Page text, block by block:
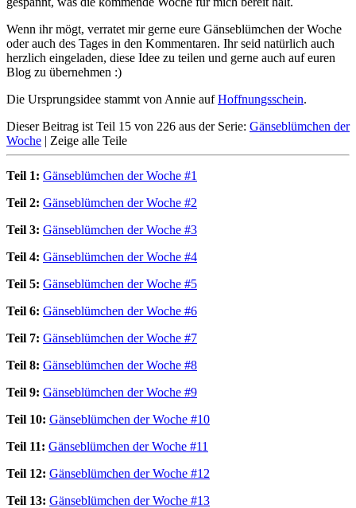
Wenn ihr mögt, verratet mir gerne eure Gänseblümchen der Woche
oder auch des Tages in den Kommentaren. Ihr seid natürlich auch
herzlich eingeladen, diese Idee zu teilen und gerne auch auf euren
Blog zu übernehmen :)
Die Ursprungsidee stammt von Annie aufHoffnungsschein.
Dieser Beitrag ist Teil 15 von 226 aus der Serie: Gänseblümchen der
Woche | Zeige alle Teile
Teil 1: Gänseblümchen der Woche #1
Teil 2: Gänseblümchen der Woche #2
Teil 3: Gänseblümchen der Woche #3
Teil 4: Gänseblümchen der Woche #4
Teil 5: Gänseblümchen der Woche #5
Teil 6: Gänseblümchen der Woche #6
Teil 7: Gänseblümchen der Woche #7
Teil 8: Gänseblümchen der Woche #8
Teil 9: Gänseblümchen der Woche #9
Teil 10: Gänseblümchen der Woche #10
Teil 11: Gänseblümchen der Woche #11
Teil 12: Gänseblümchen der Woche #12
Teil 13: Gänseblümchen der Woche #13